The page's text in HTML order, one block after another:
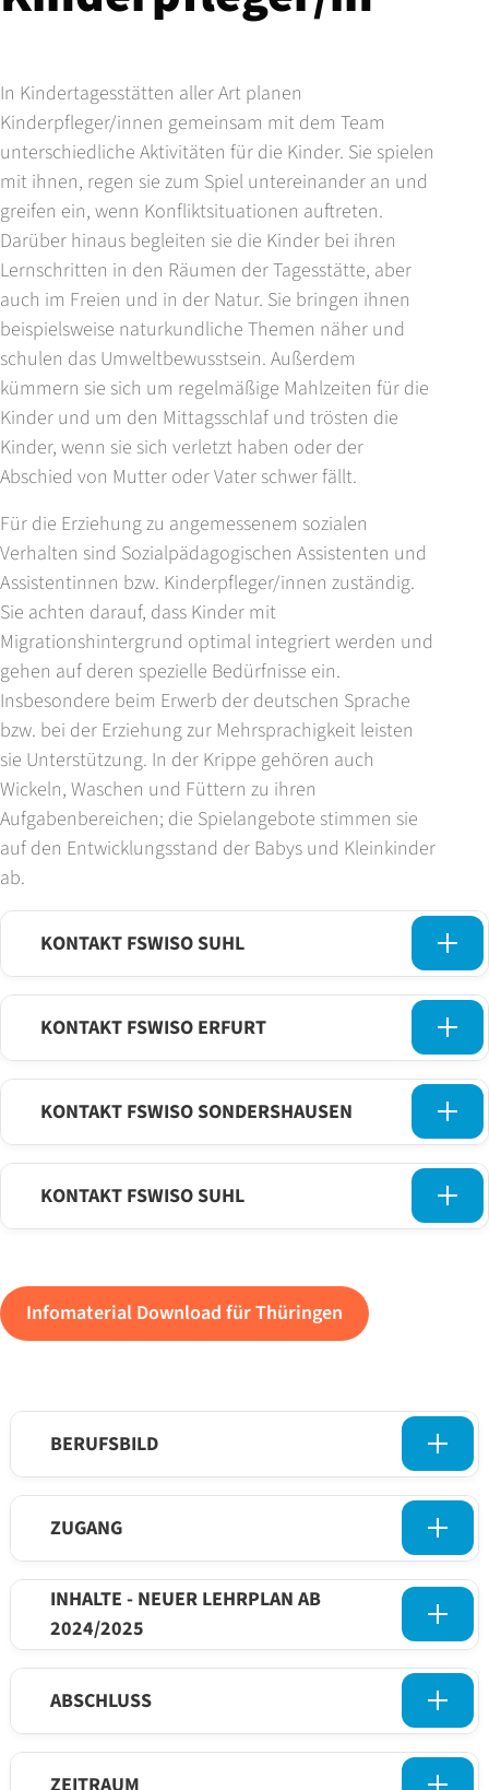
In Kindertagesstätten aller Art planen
Kinderpfleger/innen gemeinsam mit dem Team
unterschiedliche Aktivitäten für die Kinder. Sie spielen
mit ihnen, regen sie zum Spiel untereinander an und
greifen ein, wenn Konfliktsituationen auftreten.
Darüber hinaus begleiten sie die Kinder bei ihren
Lernschritten in den Räumen der Tagesstätte, aber
auch im Freien und in der Natur. Sie bringen ihnen
beispielsweise naturkundliche Themen näher und
schulen das Umweltbewusstsein. Außerdem
kümmern sie sich um regelmäßige Mahlzeiten für die
Kinder und um den Mittagsschlaf und trösten die
Kinder, wenn sie sich verletzt haben oder der
Abschied von Mutter oder Vater schwer fällt.
Für die Erziehung zu angemessenem sozialen
Verhalten sind Sozialpädagogischen Assistenten und
Assistentinnen bzw. Kinderpfleger/innen zuständig.
Sie achten darauf, dass Kinder mit
Migrationshintergrund optimal integriert werden und
gehen auf deren spezielle Bedürfnisse ein.
Insbesondere beim Erwerb der deutschen Sprache
bzw. bei der Erziehung zur Mehrsprachigkeit leisten
sie Unterstützung. In der Krippe gehören auch
Wickeln, Waschen und Füttern zu ihren
Aufgabenbereichen; die Spielangebote stimmen sie
auf den Entwicklungsstand der Babys und Kleinkinder
ab.
KONTAKT FSWISO SUHL
KONTAKT FSWISO ERFURT
KONTAKT FSWISO SONDERSHAUSEN
KONTAKT FSWISO SUHL
Infomaterial Download für Thüringen
BERUFSBILD
ZUGANG
INHALTE - NEUER LEHRPLAN AB
2024/2025
ABSCHLUSS